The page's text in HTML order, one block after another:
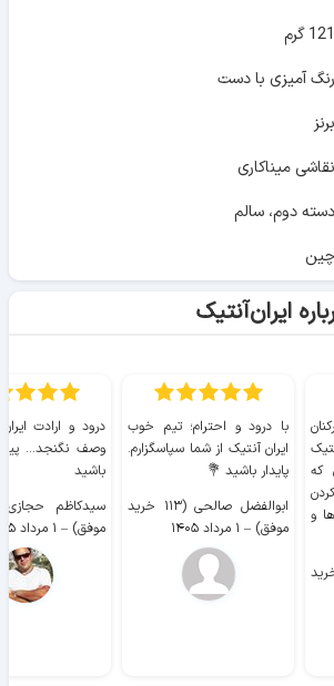
121 گرم
رنگ آمیزی با دست
برنز
نقاشی میناکاری
دسته دوم، سالم
چین
ایران‌آنتیک
که
و
پور (۱۸ خرید
با درود و احترام؛ تیم خوب
ایران آنتیک از شما سپاسگزارم.
پایدار باشید 💐
ابوالفضل صالحی (۱۱۳ خرید
موفق) – ۱ مرداد ۱۴۰۵
درود و ارادت
وصف نگنجد...
باشید
موفق) – ۱ مرداد ۱۴۰۵